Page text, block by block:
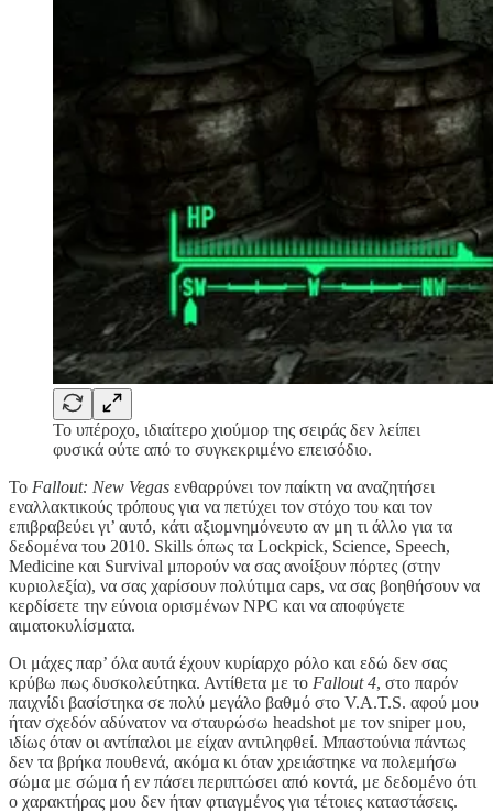
Το υπέροχο, ιδιαίτερο χιούμορ της σειράς δεν λείπει
φυσικά ούτε από το συγκεκριμένο επεισόδιο.
Το Fallout: New Vegas ενθαρρύνει τον παίκτη να αναζητήσει
εναλλακτικούς τρόπους για να πετύχει τον στόχο του και τον
επιβραβεύει γι’ αυτό, κάτι αξιομνημόνευτο αν μη τι άλλο για τα
δεδομένα του 2010. Skills όπως τα Lockpick, Science, Speech,
Medicine και Survival μπορούν να σας ανοίξουν πόρτες (στην
κυριολεξία), να σας χαρίσουν πολύτιμα caps, να σας βοηθήσουν να
κερδίσετε την εύνοια ορισμένων NPC και να αποφύγετε
αιματοκυλίσματα.
Οι μάχες παρ’ όλα αυτά έχουν κυρίαρχο ρόλο και εδώ δεν σας
κρύβω πως δυσκολεύτηκα. Αντίθετα με το Fallout 4, στο παρόν
παιχνίδι βασίστηκα σε πολύ μεγάλο βαθμό στο V.A.T.S. αφού μου
ήταν σχεδόν αδύνατον να σταυρώσω headshot με τον sniper μου,
ιδίως όταν οι αντίπαλοι με είχαν αντιληφθεί. Μπαστούνια πάντως
δεν τα βρήκα πουθενά, ακόμα κι όταν χρειάστηκε να πολεμήσω
σώμα με σώμα ή εν πάσει περιπτώσει από κοντά, με δεδομένο ότι
ο χαρακτήρας μου δεν ήταν φτιαγμένος για τέτοιες καταστάσεις.